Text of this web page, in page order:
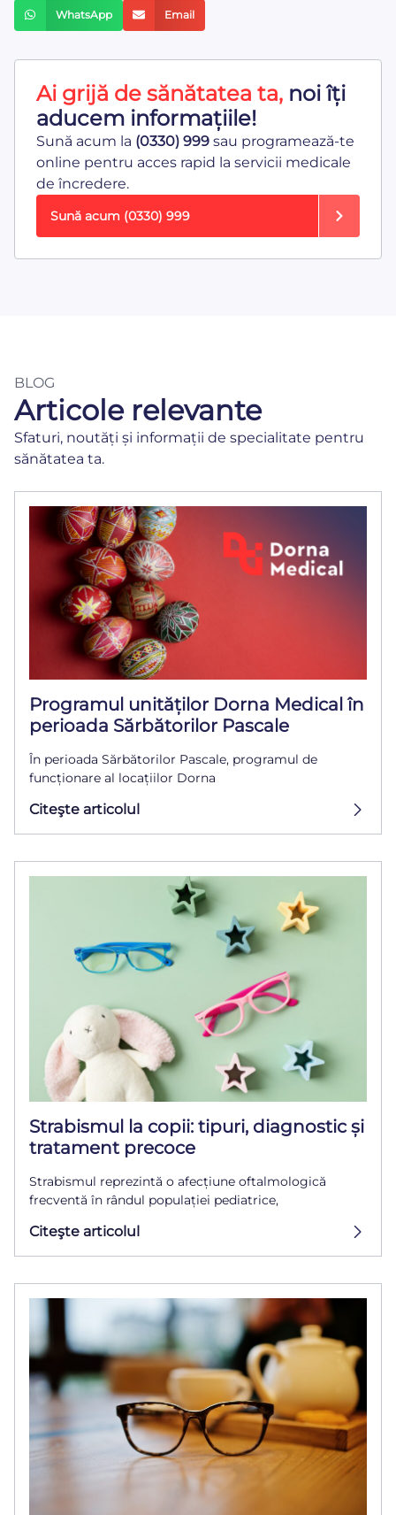
WhatsApp Email
Ai grijă de sănătatea ta, noi îți
aducem informațiile!
Sună acum la (0330) 999 sau programează-te
online pentru acces rapid la servicii medicale
de încredere.
Sună acum (0330) 999
BLOG
Articole relevante
Sfaturi, noutăți și informații de specialitate pentru
sănătatea ta.
Programul unităților Dorna Medical în
perioada Sărbătorilor Pascale
În perioada Sărbătorilor Pascale, programul de
funcționare al locațiilor Dorna
Citeşte articolul
Strabismul la copii: tipuri, diagnostic și
tratament precoce
Strabismul reprezintă o afecțiune oftalmologică
frecventă în rândul populației pediatrice,
Citeşte articolul